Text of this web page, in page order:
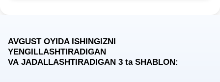
AVGUST OYIDA ISHINGIZNI
YENGILLASHTIRADIGAN
VA JADALLASHTIRADIGAN 3 taSHABLON: